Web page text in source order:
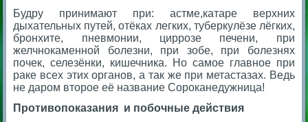
Будру принимают при: астме,катаре верхних
дыхательных путей, отёках легких, туберкулёзе лёгких,
бронхите, пневмонии, циррозе печени, при
желчнокаменной болезни, при зобе, при болезнях
почек, селезёнки, кишечника.
Но самое главное при
раке всех этих органов, а так же при метастазах. Ведь
не даром второе её название Сороканедужница!
Противопоказания и побочные действия